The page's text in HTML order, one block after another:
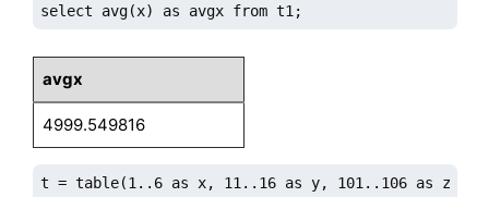
select avg(x) as avgx from t1;
avgx
4999.549816
t = table(1..6 as x, 11..16 as y, 101..106 as z);